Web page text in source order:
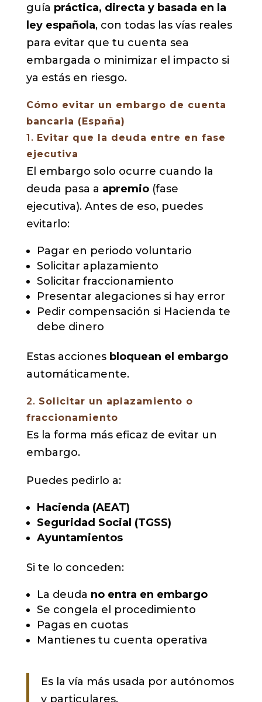
guía práctica, directa y basada en la
ley española, con todas las vías reales
para evitar que tu cuenta sea
embargada o minimizar el impacto si
ya estás en riesgo.
Cómo evitar un embargo de cuenta
bancaria (España)
1. Evitar que la deuda entre en fase
ejecutiva
El embargo solo ocurre cuando la
deuda pasa a apremio(fase
ejecutiva). Antes de eso, puedes
evitarlo:
Pagar en periodo voluntario
Solicitar aplazamiento
Solicitar fraccionamiento
Presentar alegaciones si hay error
Pedir compensación si Hacienda te
debe dinero
Estas acciones bloquean el embargo
automáticamente.
2. Solicitar un aplazamiento o
fraccionamiento
Es la forma más eficaz de evitar un
embargo.
Puedes pedirlo a:
Hacienda (AEAT)
Seguridad Social (TGSS)
Ayuntamientos
Si te lo conceden:
La deuda no entra en embargo
Se congela el procedimiento
Pagas en cuotas
Mantienes tu cuenta operativa
Es la vía más usada por autónomos
y particulares.